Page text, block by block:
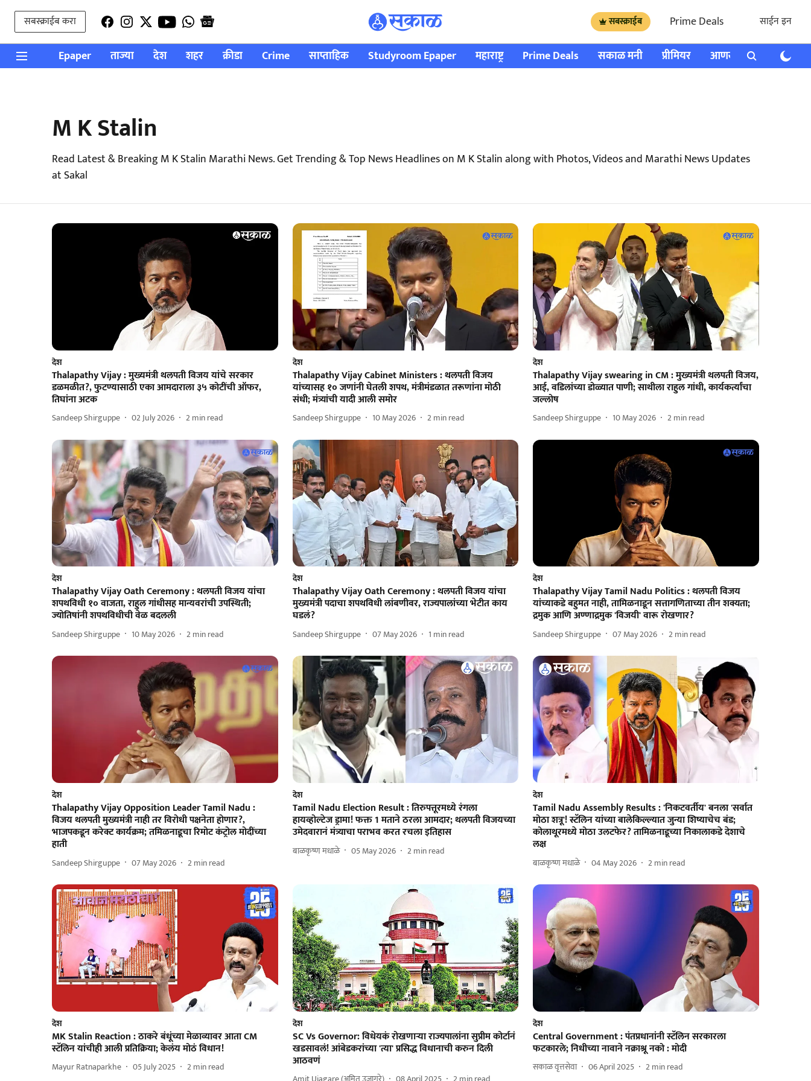
सबस्क्राईब करा सबस्क्राईब Prime Deals साईन इन
Epaper ताज्या देश शहर क्रीडा Crime साप्ताहिक Studyroom Epaper महाराष्ट्र Prime Deals सकाळ मनी प्रीमियर आणखी राशी भविष्य
M K Stalin
Read Latest & Breaking M K Stalin Marathi News. Get Trending & Top News Headlines on M K Stalin along with Photos, Videos and Marathi News Updates
at Sakal
देश
Thalapathy Vijay : मुख्यमंत्री थलपती विजय यांचे सरकार
डळमळीत?, फुटण्यासाठी एका आमदाराला ३५ कोटींची ऑफर,
तिघांना अटक
Sandeep Shirguppe 02 July 2026 2min read
देश
Thalapathy Vijay Cabinet Ministers : थलपती विजय
यांच्यासह १० जणांनी घेतली शपथ, मंत्रीमंडळात तरूणांना मोठी
संधी; मंत्र्यांची यादी आली समोर
Sandeep Shirguppe 10 May 2026 2min read
देश
Thalapathy Vijay swearing in CM : मुख्यमंत्री थलपती विजय,
आई, वडिलांच्या डोळ्यात पाणी; साथीला राहुल गांधी, कार्यकर्त्यांचा
जल्लोष
Sandeep Shirguppe 10 May 2026 2min read
देश
Thalapathy Vijay Oath Ceremony : थलपती विजय यांचा
शपथविधी १० वाजता, राहुल गांधीसह मान्यवरांची उपस्थिती;
ज्योतिषांनी शपथविधीची वेळ बदलली
Sandeep Shirguppe 10 May 2026 2min read
देश
Thalapathy Vijay Oath Ceremony : थलपती विजय यांचा
मुख्यमंत्री पदाचा शपथविधी लांबणीवर, राज्यपालांच्या भेटीत काय
घडलं?
Sandeep Shirguppe 07 May 2026 1 min read
देश
Thalapathy Vijay Tamil Nadu Politics : थलपती विजय
यांच्याकडे बहुमत नाही, तामिळनाडून सत्तागणिताच्या तीन शक्यता;
द्रमुक आणि अण्णाद्रमुक 'विजयी' वारू रोखणार?
Sandeep Shirguppe 07 May 2026 2min read
देश
Thalapathy Vijay Opposition Leader Tamil Nadu :
विजय थलपती मुख्यमंत्री नाही तर विरोधी पक्षनेता होणार?,
भाजपकडून करेक्ट कार्यक्रम; तमिळनाडूचा रिमोट कंट्रोल मोदींच्या
हाती
Sandeep Shirguppe 07 May 2026 2min read
देश
Tamil Nadu Election Result : तिरुपत्तूरमध्ये रंगला
हायव्होल्टेज ड्रामा! फक्त 1 मताने ठरला आमदार; थलपती विजयच्या
उमेदवारानं मंत्र्याचा पराभव करत रचला इतिहास
बाळकृष्ण मधाळे 05 May 2026 2min read
देश
Tamil Nadu Assembly Results : 'निकटवर्तीय' बनला 'सर्वात
मोठा शत्रू'! स्टॅलिन यांच्या बालेकिल्ल्यात जुन्या शिष्याचेच बंड;
कोलाथूरमध्ये मोठा उलटफेर? तामिळनाडूच्या निकालाकडे देशाचे
लक्ष
बाळकृष्ण मधाळे 04 May 2026 2min read
देश
MK Stalin Reaction : ठाकरे बंधूंच्या मेळाव्यावर आता CM
स्टॅलिन यांचीही आली प्रतिक्रिया; केलंय मोठं विधान!
Mayur Ratnaparkhe 05 July 2025 2min read
देश
SC Vs Governor: विधेयकं रोखणाऱ्या राज्यपालांना सुप्रीम कोर्टानं
खडसावलं! आंबेडकरांच्या 'त्या' प्रसिद्ध विधानाची करुन दिली
आठवणं
देश
Central Government : पंतप्रधानांनी स्टॅलिन सरकारला
फटकारले; निधीच्या नावाने नक्राश्रू नको : मोदी
सकाळ वृत्तसेवा 06 April 2025 2min read